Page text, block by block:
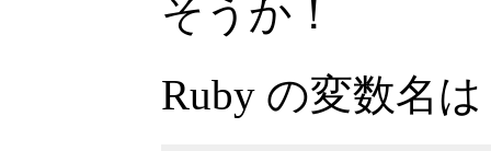
そうか！
Ruby の変数名